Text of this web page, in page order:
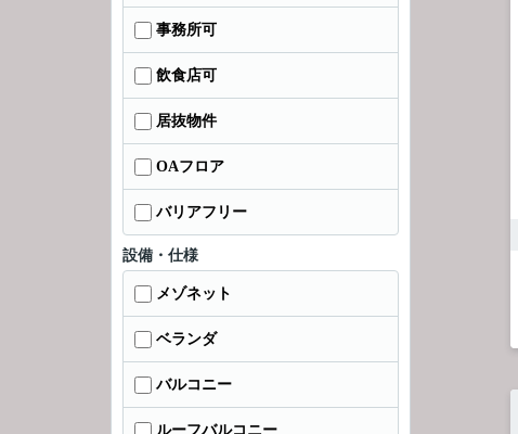
事務所可
飲食店可
居抜物件
OAフロア
バリアフリー
設備・仕様
メゾネット
ベランダ
バルコニー
ルーフバルコニー